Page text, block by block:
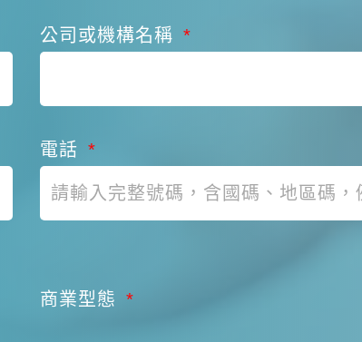
公司或機構名稱
電話
商業型態